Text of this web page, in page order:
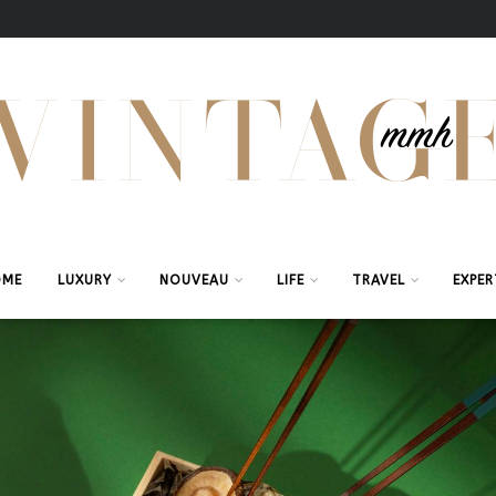
LUXURY NOUVEAU LIFE TRAVEL